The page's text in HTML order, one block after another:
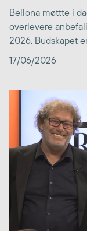
Bellona møttte i
overlevere
2026. Budskapet
17/06/2026